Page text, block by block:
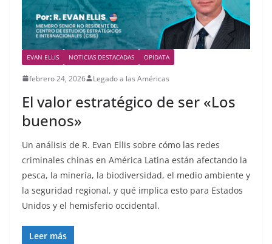
EVAN ELLIS NOTICIAS DESTACADAS OPIDATA
febrero 24, 2026 Legado a las Américas
El valor estratégico de ser «Los
buenos»
Un análisis de R. Evan Ellis sobre cómo las redes
criminales chinas en América Latina están afectando la
pesca, la minería, la biodiversidad, el medio ambiente y
la seguridad regional, y qué implica esto para Estados
Unidos y el hemisferio occidental.
Leer más